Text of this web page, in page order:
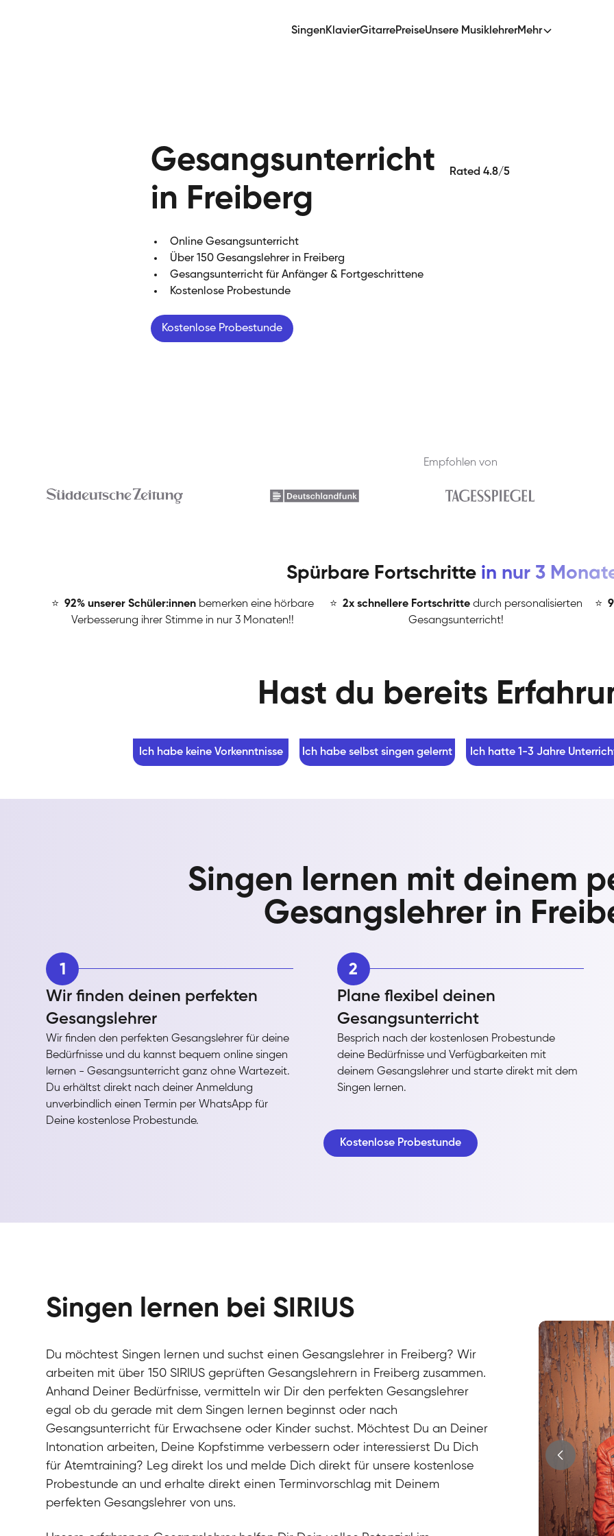
SingenKlavierGitarrePreiseUnsere MusiklehrerMehr
Gesangsunterricht
in Freiberg
Online Gesangsunterricht
Über 150 Gesangslehrer in Freiberg
Gesangsunterricht für Anfänger & Fortgeschrittene
Kostenlose Probestunde
Kostenlose Probestunde
Rated 4.8/5
Empfohlen von
Spürbare Fortschritte in nur 3
⭐ ️92% unserer Schüler:innen bemerken eine hörbare
Verbesserung ihrer Stimme in nur 3 Monaten!!
⭐ ️2x schnellere Fortschritte durch personalisierten
Gesangsunterricht!
⭐
Hast du bereits
Ich habe keine Vorkenntnisse Ich habe selbst singen gelernt Ich hatte 1-3 Jahre
Singen lernen mit deinem
Gesangslehrer in
1
Wir finden deinen perfekten
Gesangslehrer
Wir finden den perfekten Gesangslehrer für deine
Bedürfnisse und du kannst bequem online singen
lernen - Gesangsunterricht ganz ohne Wartezeit.
Du erhältst direkt nach deiner Anmeldung
unverbindlich einen Termin per WhatsApp für
Deine kostenlose Probestunde.
2
Plane flexibel deinen
Gesangsunterricht
Besprich nach der kostenlosen Probestunde
deine Bedürfnisse und Verfügbarkeiten mit
deinem Gesangslehrer und starte direkt mit dem
Singen lernen.
Kostenlose Probestunde
Singen lernen bei SIRIUS
Du möchtest Singen lernen und suchst einen Gesangslehrer in Freiberg? Wir
arbeiten mit über 150 SIRIUS geprüften Gesangslehrern in Freiberg zusammen.
Anhand Deiner Bedürfnisse, vermitteln wir Dir den perfekten Gesangslehrer
egal ob du gerade mit dem Singen lernen beginnst oder nach
Gesangsunterricht für Erwachsene oder Kinder suchst. Möchtest Du an Deiner
Intonation arbeiten, Deine Kopfstimme verbessern oder interessierst Du Dich
für Atemtraining? Leg direkt los und melde Dich direkt für unsere kostenlose
Probestunde an und erhalte direkt einen Terminvorschlag mit Deinem
perfekten Gesangslehrer von uns.
Stefan
Gesang /